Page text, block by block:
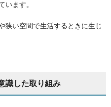
います。
狭い空間で生活するときに生じ
識した取り組み